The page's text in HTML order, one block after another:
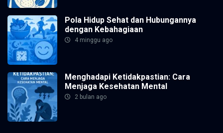
Pola Hidup Sehat dan Hubungannya
dengan Kebahagiaan
4 minggu ago
Menghadapi Ketidakpastian: Cara
Menjaga Kesehatan Mental
2 bulan ago